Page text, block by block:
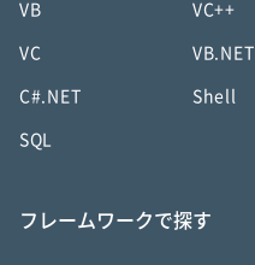
VB VC++
VC VB.NET
C#.NET Shell
SQL
フレームワークで探す